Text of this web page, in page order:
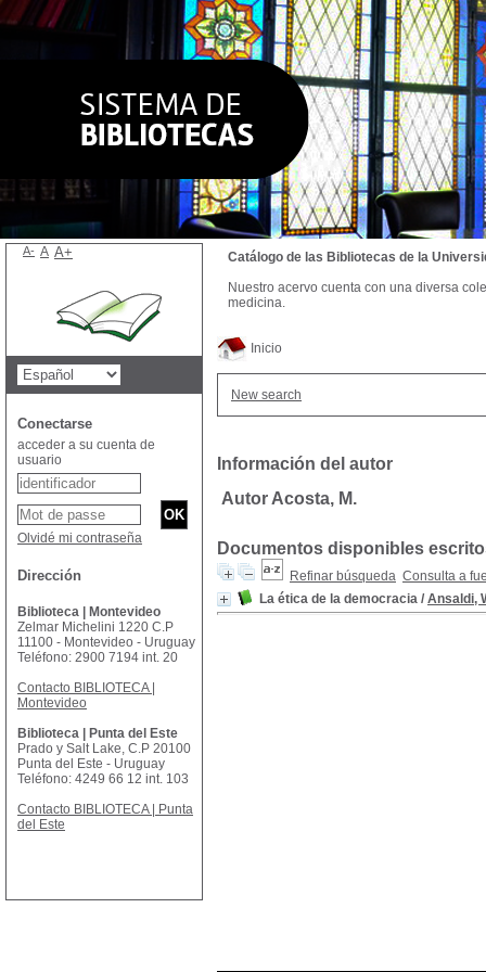
Inicio
New search
Información del autor
Autor Acosta, M.
Documentos disponibles
Refinar búsqueda Consulta a
La ética de la democracia / Ansaldi,
Catálogo de las Bibliotecas de la
Nuestro acervo cuenta con una diversa
medicina.
A- A A+
Conectarse
acceder a su cuenta de
usuario
Olvidé mi contraseña
Dirección
Biblioteca | Montevideo
Zelmar Michelini 1220 C.P
11100 - Montevideo - Uruguay
Teléfono: 2900 7194 int. 20
Contacto BIBLIOTECA |
Montevideo
Biblioteca | Punta del Este
Prado y Salt Lake, C.P 20100
Punta del Este - Uruguay
Teléfono: 4249 66 12 int. 103
Contacto BIBLIOTECA | Punta
del Este